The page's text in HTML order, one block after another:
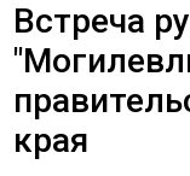
Встреча
края